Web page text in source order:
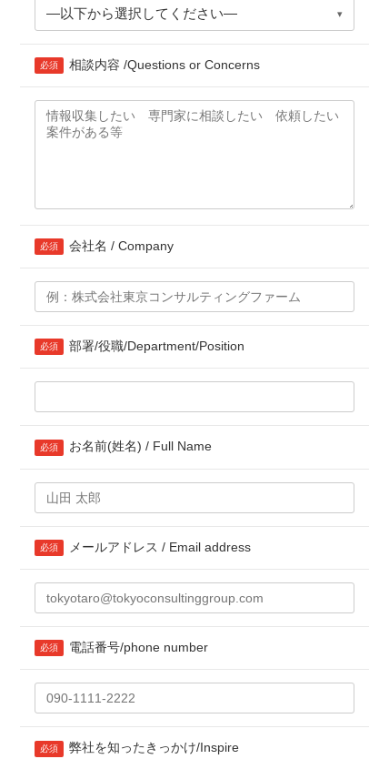
―以下から選択してください― ▾
必須 相談内容 /Questions or Concerns
必須 会社名 / Company
必須 部署/役職/Department/Position
必須 お名前(姓名) / Full Name
必須 メールアドレス / Email address
必須 電話番号/phone number
必須 弊社を知ったきっかけ/Inspire